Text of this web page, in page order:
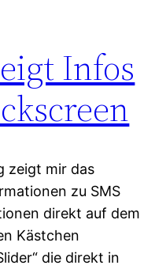
Infos
zeigt mir das
zu SMS
direkt auf dem
Kästchen
die direkt in